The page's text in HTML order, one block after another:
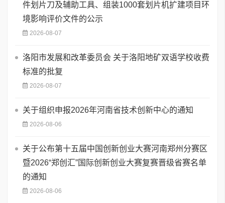
件划片刀及辅助工具、组装1000套划片机扩建项目环
境影响评价文件的公示
2026-08-07
洛阳市发展和改革委员会 关于洛阳地矿双语学校收费
标准的批复
2026-08-07
关于组织申报2026年河南省技术创新中心的通知
2026-08-06
关于公布第十五届中国创新创业大赛河南郑州分赛区
暨2026“郑创汇”国际创新创业大赛复赛晋级省赛名单
的通知
2026-08-06